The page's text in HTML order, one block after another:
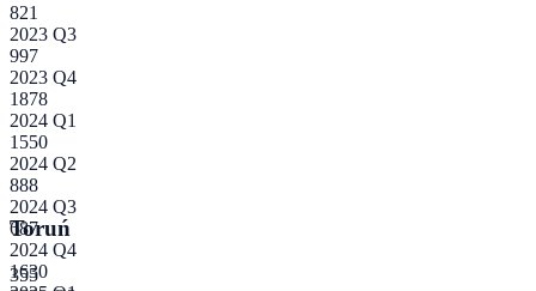
821
2023 Q3
997
2023 Q4
1878
2024 Q1
1550
2024 Q2
888
2024 Q3
687
2024 Q4
1630
Toruń
355